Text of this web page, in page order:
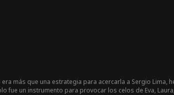
más que una estrategia para acercarla a Sergio Lima,
fue un instrumento para provocar los celos de Eva,